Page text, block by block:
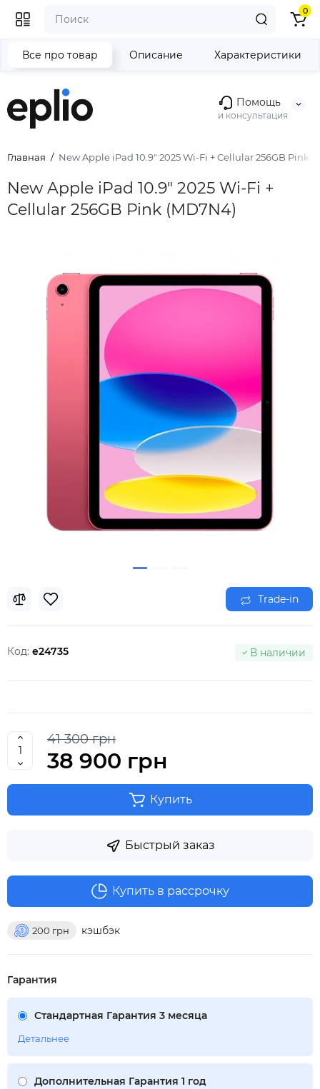
Помощь
и консультация
0
Главная New Apple iPad 10.9" 2025 Wi-Fi + Cellular 256GB Pink
New Apple iPad 10.9" 2025 Wi-Fi +
Cellular 256GB Pink (MD7N4)
Все про товар Описание Характеристики
Trade-in
Код: e24735 В наличии
41 300 грн
38 900 грн
Купить
Быстрый заказ
200 грн кэшбэк
Купить в рассрочку
Гарантия
Стандартная Гарантия 3 месяца
Детальнее
Дополнительная Гарантия 1 год